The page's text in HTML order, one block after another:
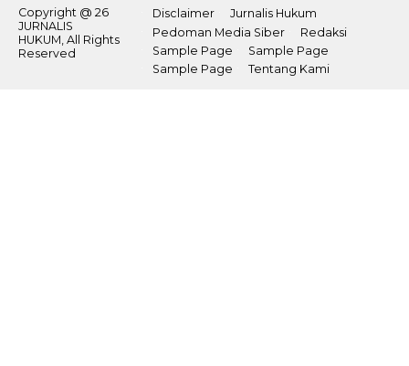
Copyright @ 26
JURNALIS
HUKUM, All Rights
Reserved
Disclaimer
Jurnalis Hukum
Pedoman Media Siber
Redaksi
Sample Page
Sample Page
Sample Page
Tentang Kami